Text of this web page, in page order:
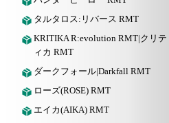
タルタロス:リバース RMT
KRITIKA R:evolution RMT|クリテ
ィカ RMT
ダークフォール|Darkfall RMT
ローズ(ROSE) RMT
エイカ(AIKA) RMT